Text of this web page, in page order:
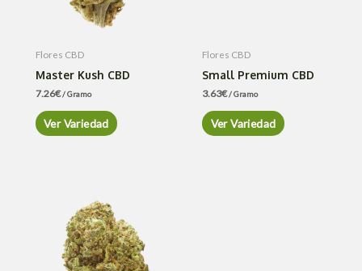
Flores CBD
Master Kush CBD
7.26€/ Gramo
Ver Variedad
Flores CBD
Small Premium CBD
3.63€/ Gramo
Ver Variedad